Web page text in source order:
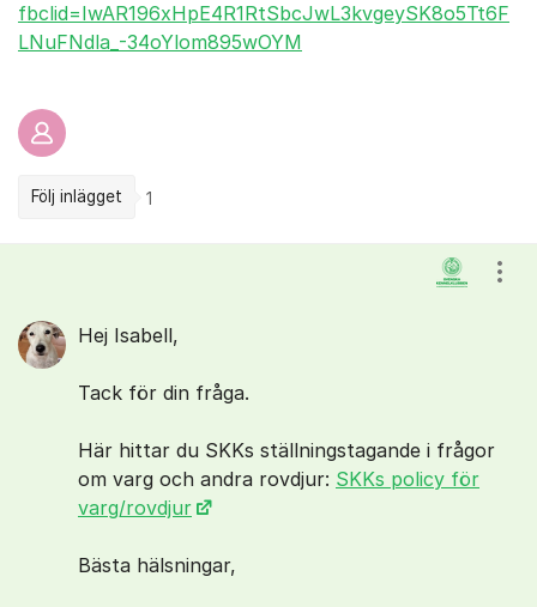
fbclid=IwAR196xHpE4R1RtSbcJwL3kvgeySK8o5Tt6F
LNuFNdla_-34oYlom895wOYM
Följ inlägget 1
Hej Isabell,
Tack för din fråga.
Här hittar du SKKs ställningstagande i frågor
om varg och andra rovdjur: SKKs policy för
varg/rovdjur
Bästa hälsningar,